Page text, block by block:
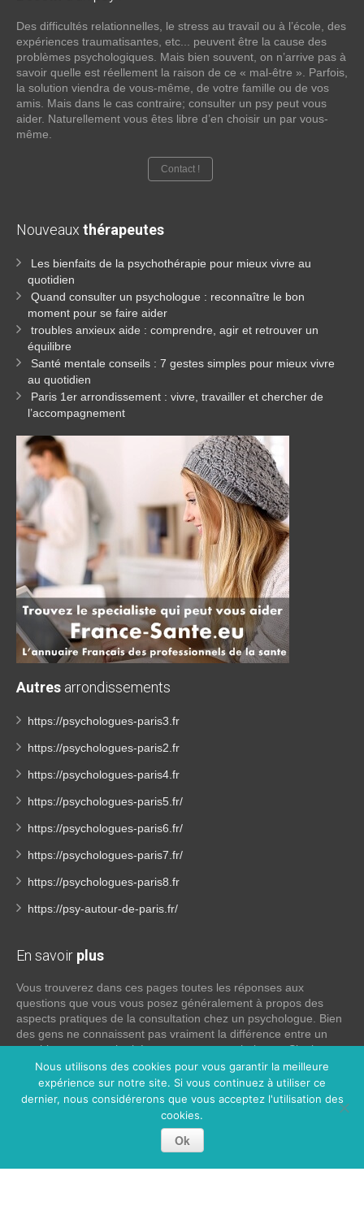
Des difficultés relationnelles, le stress au travail ou à l’école, des
expériences traumatisantes, etc... peuvent être la cause des
problèmes psychologiques. Mais bien souvent, on n’arrive pas à
savoir quelle est réellement la raison de ce « mal-être ». Parfois,
la solution viendra de vous-même, de votre famille ou de vos
amis. Mais dans le cas contraire; consulter un psy peut vous
aider. Naturellement vous êtes libre d’en choisir un par vous-
même.
Contact !
Nouveaux thérapeutes
Les bienfaits de la psychothérapie pour mieux vivre au
quotidien
Quand consulter un psychologue : reconnaître le bon
moment pour se faire aider
troubles anxieux aide : comprendre, agir et retrouver un
équilibre
Santé mentale conseils : 7 gestes simples pour mieux vivre
au quotidien
Paris 1er arrondissement : vivre, travailler et chercher de
l’accompagnement
Autres arrondissements
https://psychologues-paris3.fr
https://psychologues-paris2.fr
https://psychologues-paris4.fr
https://psychologues-paris5.fr/
https://psychologues-paris6.fr/
https://psychologues-paris7.fr/
https://psychologues-paris8.fr
https://psy-autour-de-paris.fr/
En savoir plus
Vous trouverez dans ces pages toutes les réponses aux
questions que vous vous posez généralement à propos des
aspects pratiques de la consultation chez un psychologue. Bien
des gens ne connaissent pas vraiment la différence entre un
psychiatre, un psychothérapeute et un psychologue. Si tel est
votre cas, voici quelques définitions qui devraient clarifier les
choses, n’hésitez pas à nous contacter:
Lire la suite
Nous utilisons des cookies pour vous garantir la meilleure
expérience sur notre site. Si vous continuez à utiliser ce
dernier, nous considérerons que vous acceptez l'utilisation des
cookies.
Ok